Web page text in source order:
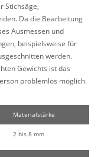
Stichsäge,
Da die Bearbeitung
Ausmessen und
beispielsweise für
werden.
Gewichts ist das
problemlos möglich.
Materialstärke
2 bis 8 mm